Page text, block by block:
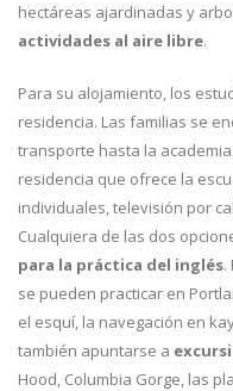
hectáreas ajardinadas y
actividades al aire libre.
Para su alojamiento, los
residencia. Las familias se
transporte hasta la
residencia que ofrece la
individuales, televisión por
Cualquiera de las dos
para la práctica del inglés.
se pueden practicar en
el esquí, la navegación en
también apuntarse a
Hood, Columbia Gorge, las